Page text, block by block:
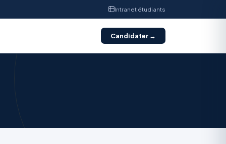
Intranet étudiants
Candidater →